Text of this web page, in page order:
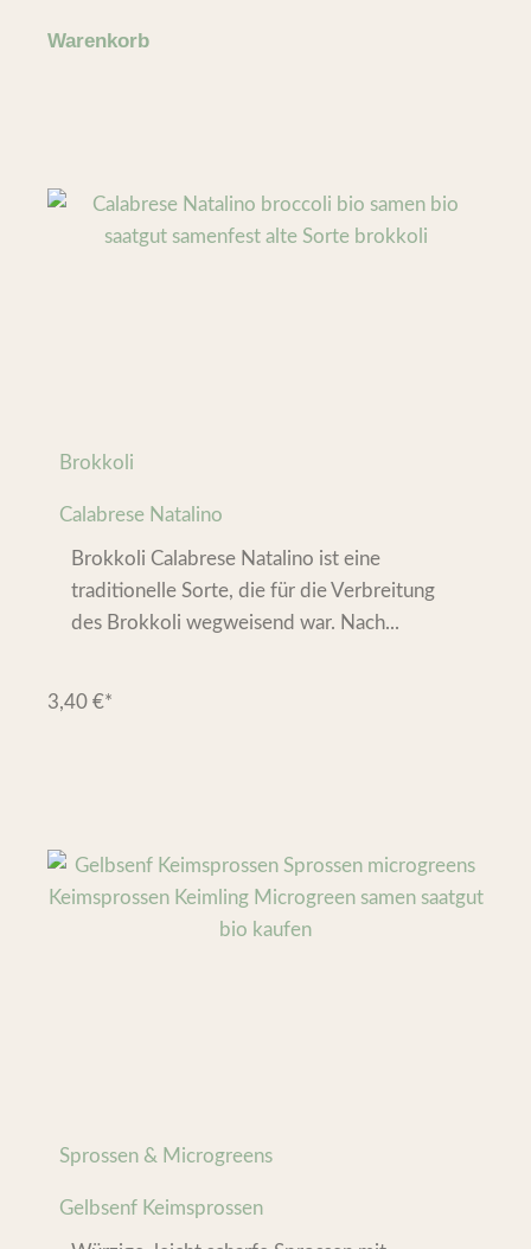
Warenkorb
Brokkoli
Calabrese Natalino
Brokkoli Calabrese Natalino ist eine
traditionelle Sorte, die für die Verbreitung
des Brokkoli wegweisend war. Nach...
3,40 €*
Sprossen & Microgreens
Gelbsenf Keimsprossen